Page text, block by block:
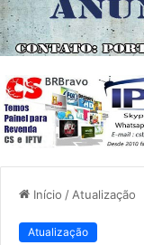
Início / Atualização
Atualização